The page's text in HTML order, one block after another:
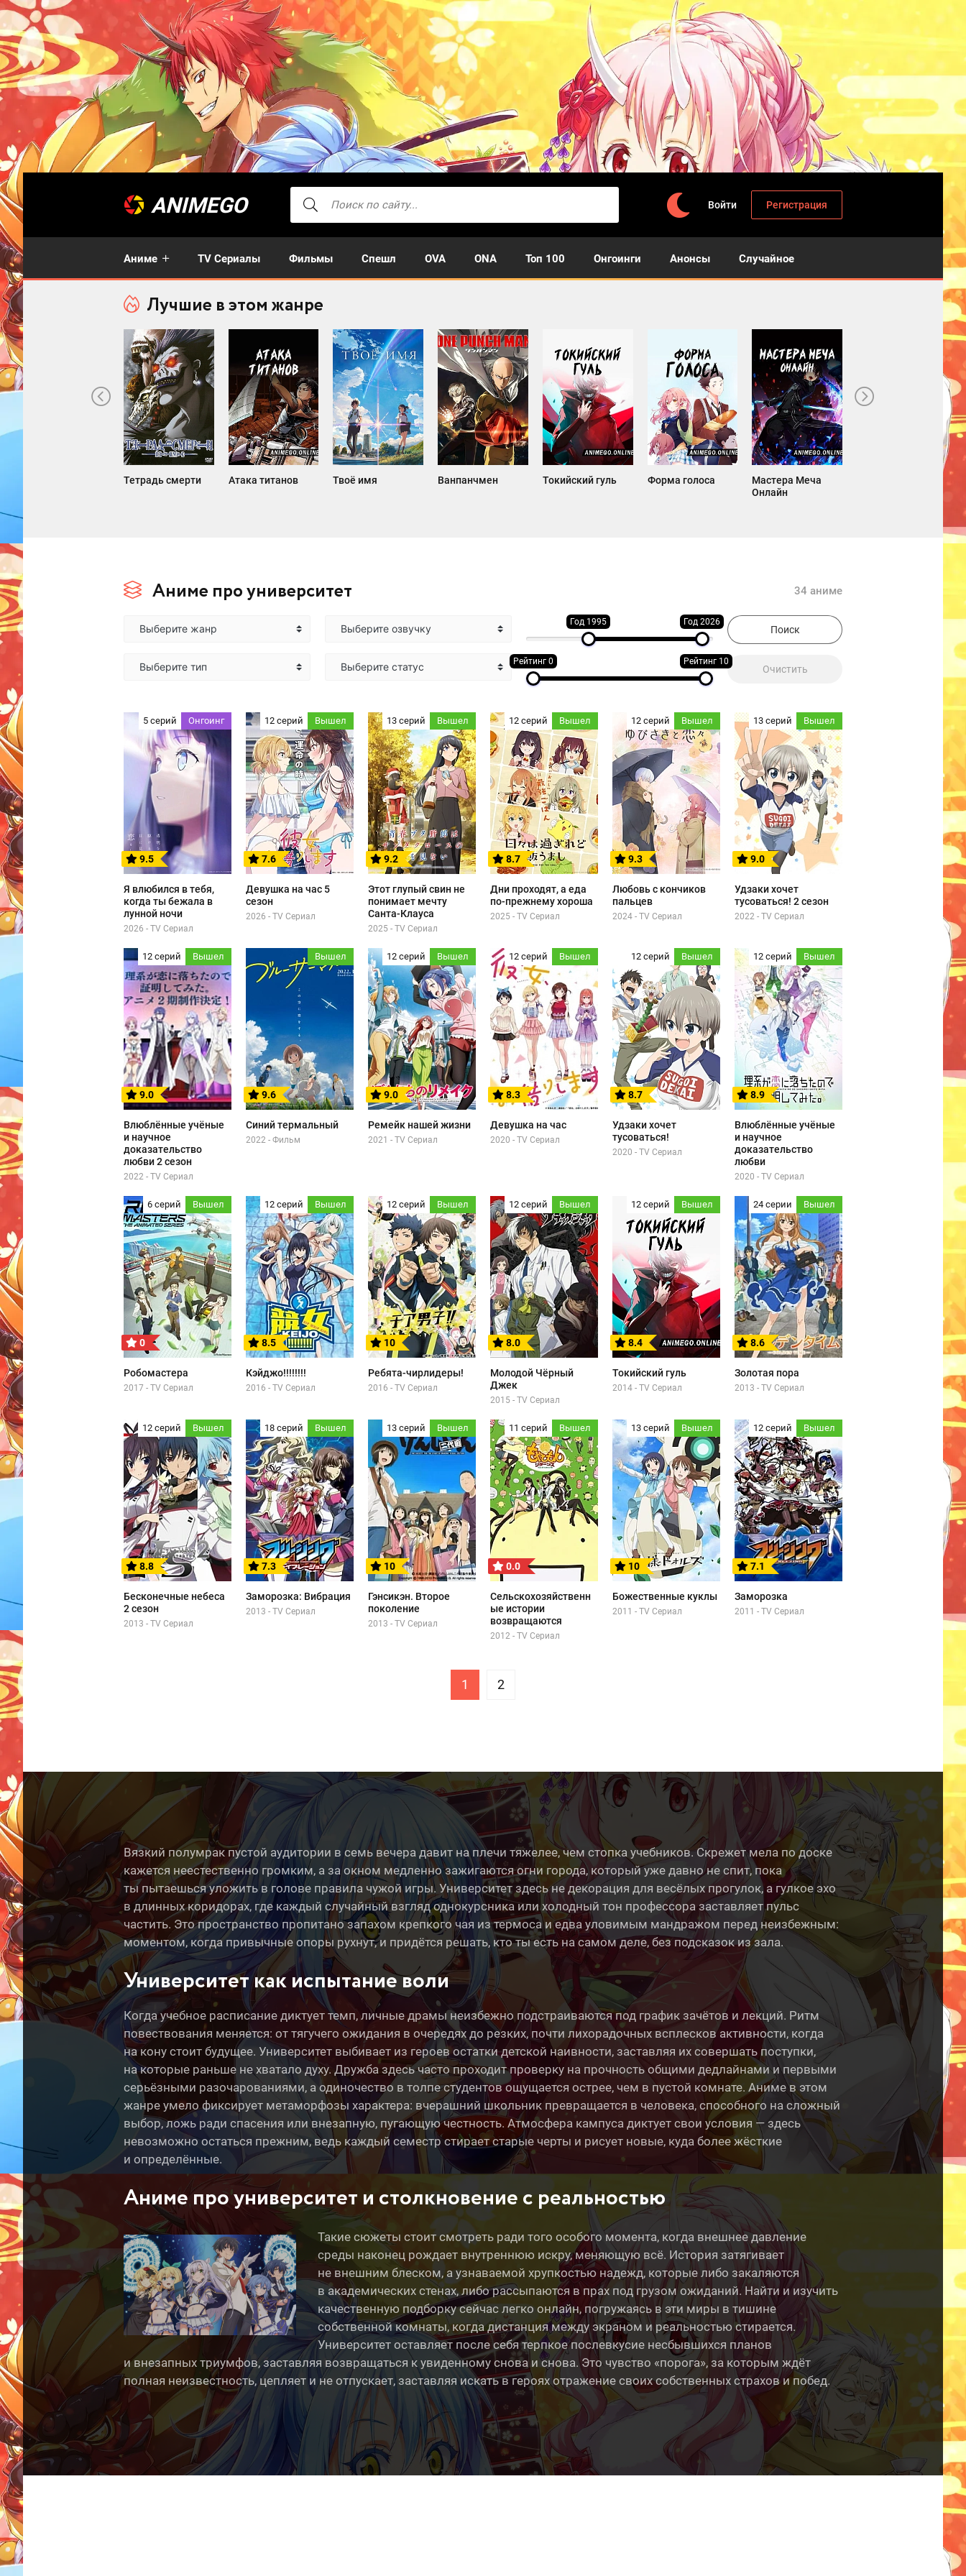
ANIMEGO Войти Регистрация
Аниме TV Сериалы Фильмы Спешл OVA ONA Топ 100 Онгоинги Анонсы Случайное
Аниме про университет 34 аниме
Выберите жанр
Выберите тип
Выберите озвучку
Выберите статус
Год 1995 Год 2026
Рейтинг 0 Рейтинг 10
5 серий Онгоинг
9.5
Я влюбился в тебя,
когда ты бежала в
лунной ночи
2026 - TV Сериал
12 серий Вышел
7.6
Девушка на час 5
сезон
2026 - TV Сериал
13 серий Вышел
9.2
Этот глупый свин не
понимает мечту
Санта-Клауса
2025 - TV Сериал
12 серий Вышел
8.7
Дни проходят, а еда
по-прежнему хороша
2025 - TV Сериал
12 серий Вышел
9.3
Любовь с кончиков
пальцев
2024 - TV Сериал
13 серий Вышел
9.0
Удзаки хочет
тусоваться! 2 сезон
2022 - TV Сериал
12 серий Вышел
9.0
Влюблённые учёные
и научное
доказательство
любви 2 сезон
2022 - TV Сериал
Вышел
9.6
Синий термальный
2022 - Фильм
12 серий Вышел
9.0
Ремейк нашей жизни
2021 - TV Сериал
12 серий Вышел
8.3
Девушка на час
2020 - TV Сериал
12 серий Вышел
8.7
Удзаки хочет
тусоваться!
2020 - TV Сериал
12 серий Вышел
8.9
Влюблённые учёные
и научное
доказательство
любви
2020 - TV Сериал
6 серий Вышел
0
Робомастера
2017 - TV Сериал
12 серий Вышел
8.5
Кэйджо!!!!!!!!
2016 - TV Сериал
12 серий Вышел
10
Ребята-чирлидеры!
2016 - TV Сериал
12 серий Вышел
8.0
Молодой Чёрный
Джек
2015 - TV Сериал
12 серий Вышел
8.4
Токийский гуль
2014 - TV Сериал
24 серии Вышел
8.6
Золотая пора
2013 - TV Сериал
12 серий Вышел
8.8
Бесконечные небеса
2 сезон
2013 - TV Сериал
18 серий Вышел
7.3
Заморозка: Вибрация
2013 - TV Сериал
13 серий Вышел
10
Гэнсикэн. Второе
поколение
2013 - TV Сериал
11 серий Вышел
0.0
Сельскохозяйственн
ые истории
возвращаются
2012 - TV Сериал
13 серий Вышел
10
Божественные куклы
2011 - TV Сериал
12 серий Вышел
7.1
Заморозка
2011 - TV Сериал
1 2
Лучшие в этом жанре
Тетрадь смерти Атака титанов Твоё имя Ванпанчмен Токийский гуль Форма голоса
Мастера Меча
Онлайн
Вязкий полумрак пустой аудитории в семь вечера давит на плечи тяжелее, чем стопка учебников. Скрежет мела по доске
кажется неестественно громким, а за окном медленно зажигаются огни города, который уже давно не спит, пока
ты пытаешься уложить в голове правила чужой игры. Университет здесь не декорация для весёлых прогулок, а гулкое эхо
в длинных коридорах, где каждый случайный взгляд однокурсника или холодный тон профессора заставляет пульс
частить. Это пространство пропитано запахом крепкого чая из термоса и едва уловимым мандражом перед неизбежным:
моментом, когда привычные опоры рухнут, и придётся решать, кто ты есть на самом деле, без подсказок из зала.
Университет как испытание воли
Когда учебное расписание диктует темп, личные драмы неизбежно подстраиваются под график зачётов и лекций. Ритм
повествования меняется: от тягучего ожидания в очередях до резких, почти лихорадочных всплесков активности, когда
на кону стоит будущее. Университет выбивает из героев остатки детской наивности, заставляя их совершать поступки,
на которые раньше не хватало духу. Дружба здесь часто проходит проверку на прочность общими дедлайнами и первыми
серьёзными разочарованиями, а одиночество в толпе студентов ощущается острее, чем в пустой комнате. Аниме в этом
жанре умело фиксирует метаморфозы характера: вчерашний школьник превращается в человека, способного на сложный
выбор, ложь ради спасения или внезапную, пугающую честность. Атмосфера кампуса диктует свои условия — здесь
невозможно остаться прежним, ведь каждый семестр стирает старые черты и рисует новые, куда более жёсткие
и определённые.
Аниме про университет и столкновение с реальностью
Такие сюжеты стоит смотреть ради того особого момента, когда внешнее давление
среды наконец рождает внутреннюю искру, меняющую всё. История затягивает
не внешним блеском, а узнаваемой хрупкостью надежд, которые либо закаляются
в академических стенах, либо рассыпаются в прах под грузом ожиданий. Найти и изучить
качественную подборку сейчас легко онлайн, погружаясь в эти миры в тишине
собственной комнаты, когда дистанция между экраном и реальностью стирается.
Университет оставляет после себя терпкое послевкусие несбывшихся планов
и внезапных триумфов, заставляя возвращаться к увиденному снова и снова. Это чувство «порога», за которым ждёт
полная неизвестность, цепляет и не отпускает, заставляя искать в героях отражение своих собственных страхов и побед.